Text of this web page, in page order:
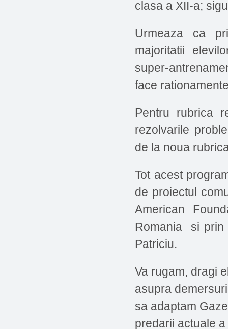
clasa a XII-a;
Urmeaza ca
majoritatii
super-
face
Pentru rubrica
rezolvarile
de la noua
Tot acest
de proiectul
American
Romania si prin
Patriciu.
Va rugam, dragi
asupra
sa adaptam
predarii actuale